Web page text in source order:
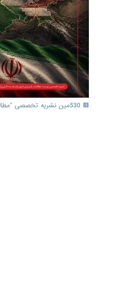
🟥 530مین نشریه تخصصی "مطالعات شرق" منتشر شد.